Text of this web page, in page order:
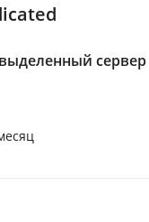
сервер